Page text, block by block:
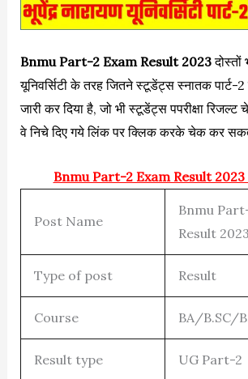
Bnmu Part-2 Exam Result 2023दोस्तों
यूनिवर्सिटी के तरह जितने स्टूडेंट्स स्नातक पार्ट-2
जारी कर दिया है, जो भी स्टूडेंट्स पपरीक्षा
वे निचे दिए गये लिंक पर क्लिक करके चेक कर
Bnmu Part-2 Exam Result
Post Name
Bnmu
Result 2023
Type of post Result
Course BA/B.SC/
Result type UG Part-2